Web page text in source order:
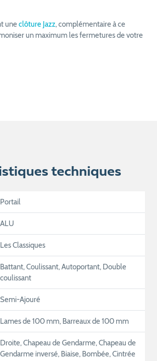
uneclôture Jazz, complémentaire à ce
un maximum les fermetures de votre
techniques
Portail
ALU
Les Classiques
Battant, Coulissant, Autoportant, Double
coulissant
Semi-Ajouré
Lames de 100 mm, Barreaux de 100 mm
Droite, Chapeau de Gendarme, Chapeau de
Gendarme inversé, Biaise, Bombée, Cintrée